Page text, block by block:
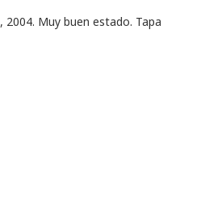
2004. Muy buen estado. Tapa